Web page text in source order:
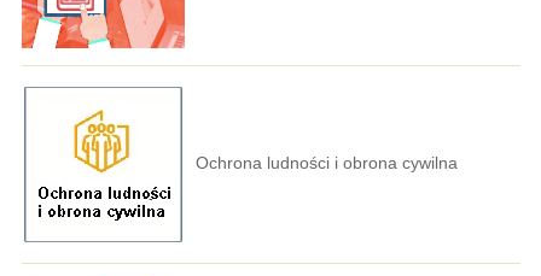
Ochrona ludności i obrona cywilna